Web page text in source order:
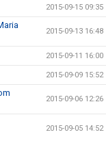
2015-09-15 09:35
2015-09-13 16:48
2015-09-11 16:00
2015-09-09 15:52
2015-09-06 12:26
2015-09-05 14:52